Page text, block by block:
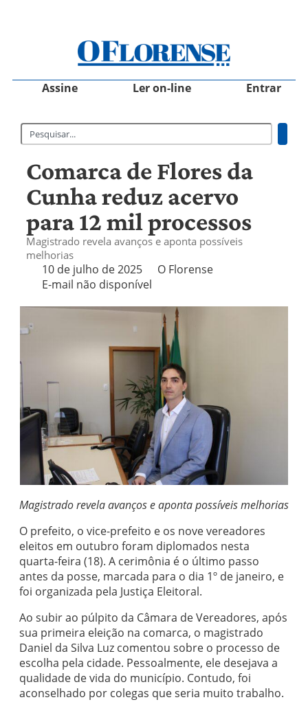
Assine Ler on-line Entrar
Comarca de Flores da
Cunha reduz acervo
para 12 mil processos
Magistrado revela avanços e aponta possíveis
melhorias
10 de julho de 2025
O Florense
E-mail não disponível
Magistrado revela avanços e aponta possíveis melhorias
O prefeito, o vice-prefeito e os nove vereadores
eleitos em outubro foram diplomados nesta
quarta-feira (18). A cerimônia é o último passo
antes da posse, marcada para o dia 1º de janeiro, e
foi organizada pela Justiça Eleitoral.
Ao subir ao púlpito da Câmara de Vereadores, após
sua primeira eleição na comarca, o magistrado
Daniel da Silva Luz comentou sobre o processo de
escolha pela cidade. Pessoalmente, ele desejava a
qualidade de vida do município. Contudo, foi
aconselhado por colegas que seria muito trabalho.